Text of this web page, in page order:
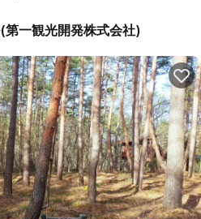
一観光開発株式会社)